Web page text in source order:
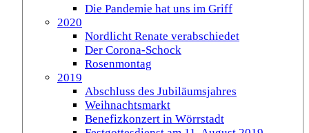
Die Pandemie hat uns im Griff
2020
Nordlicht Renate verabschiedet
Der Corona-Schock
Rosenmontag
2019
Abschluss des Jubiläumsjahres
Weihnachtsmarkt
Benefizkonzert in Wörrstadt